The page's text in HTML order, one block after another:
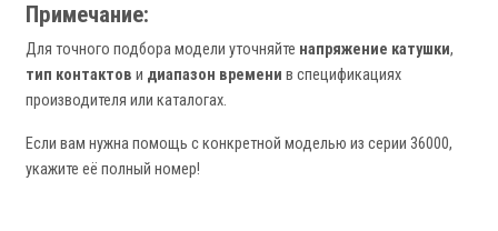
Примечание:
Для точного подбора модели уточняйте напряжение катушки,
тип контактов и диапазон времени в спецификациях
производителя или каталогах.
Если вам нужна помощь с конкретной моделью из серии 36000,
укажите её полный номер!